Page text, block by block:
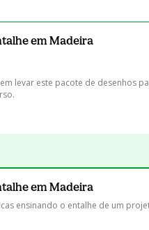
em Madeira
levar este pacote de desenhos
em Madeira
ensinando o entalhe de um